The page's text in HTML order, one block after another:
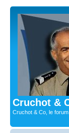
Cruchot &
Cruchot & Co, le forum